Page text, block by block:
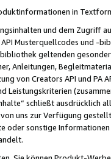
in
und dem Zugriff
API Musterquellcodes und
geltenden
Anleitungen,
von Creators API und PA
Leistungskriterien
schließt ausdrücklich
uns zur Verfügung
oder sonstige